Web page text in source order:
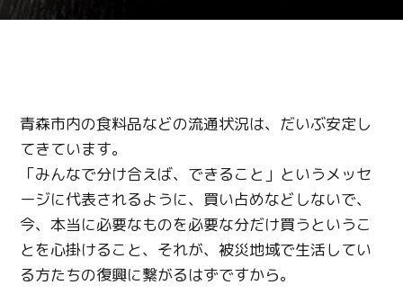
青森市内の食料品などの流通状況は、だいぶ安定し
てきています。
「みんなで分け合えば、できること」というメッセ
ージに代表されるように、買い占めなどしないで、
今、本当に必要なものを必要な分だけ買うというこ
とを心掛けること、それが、被災地域で生活してい
る方たちの復興に繋がるはずですから。